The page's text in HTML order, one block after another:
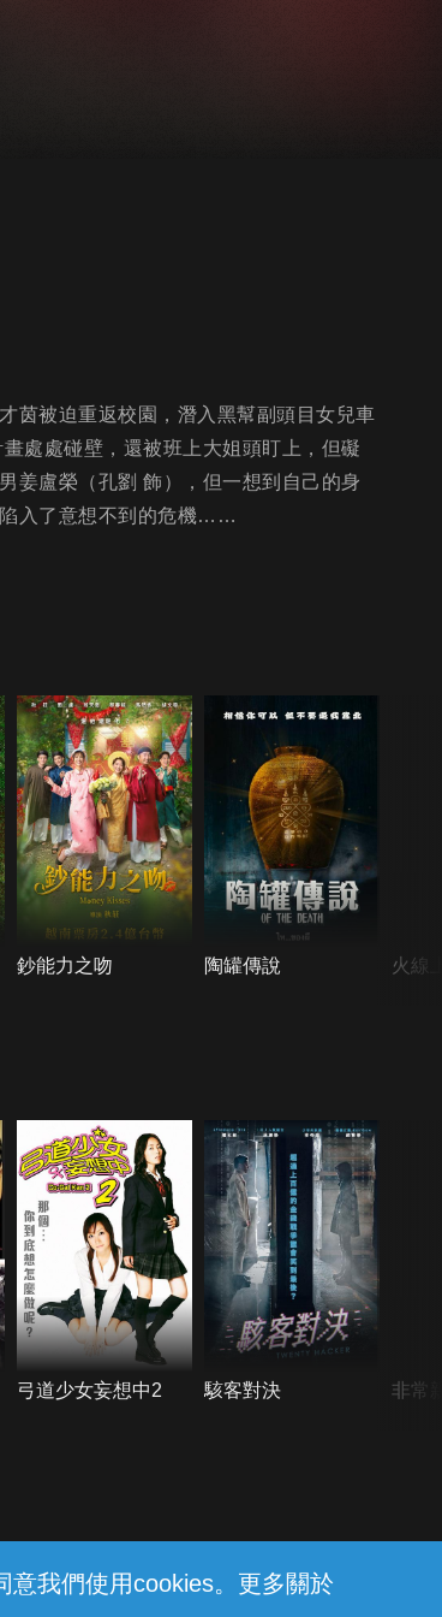
我們使用cookies。更多關於
茵被迫重返校園，潛入黑幫副頭目女兒車
處處碰壁，還被班上大姐頭盯上，但礙
姜盧榮（孔劉 飾），但一想到自己的身
陷入了意想不到的危機……
鈔能力之吻 陶罐傳說 火線
弓道少女妄想中2 駭客對決 非常